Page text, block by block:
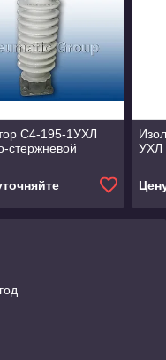
С4-195-1УХЛ
стержневой
УХЛ